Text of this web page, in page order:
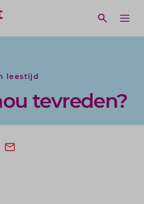
logo
Open
leestijd
tevreden?